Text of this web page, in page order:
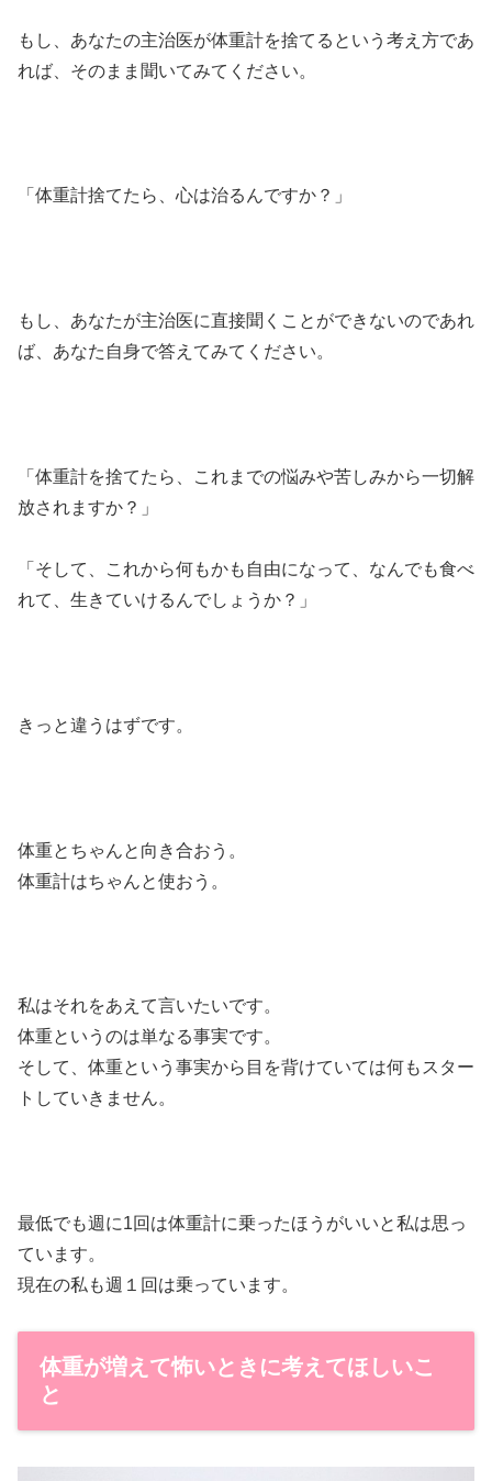
もし、あなたの主治医が体重計を捨てるという考え方であ
れば、そのまま聞いてみてください。
「体重計捨てたら、心は治るんですか？」
もし、あなたが主治医に直接聞くことができないのであれ
ば、あなた自身で答えてみてください。
「体重計を捨てたら、これまでの悩みや苦しみから一切解
放されますか？」
「そして、これから何もかも自由になって、なんでも食べ
れて、生きていけるんでしょうか？」
きっと違うはずです。
体重とちゃんと向き合おう。
体重計はちゃんと使おう。
私はそれをあえて言いたいです。
体重というのは単なる事実です。
そして、体重という事実から目を背けていては何もスター
トしていきません。
最低でも週に1回は体重計に乗ったほうがいいと私は思っ
ています。
現在の私も週１回は乗っています。
体重が増えて怖いときに考えてほしいこ
と